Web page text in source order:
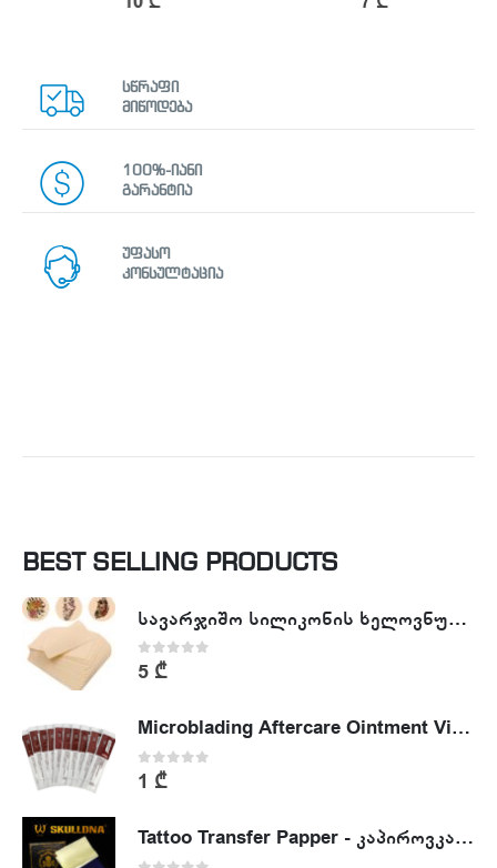
სწრაფი
მიწოდება
100%-იანი
გარანტია
უფასო
კონსულტაცია
BEST SELLING PRODUCTS
სავარჯიშო სილიკონის ხელოვნური კანი - Tattoo Practike skin
0out of 5
5 ₾
Microblading Aftercare Ointment Vitamin A&D
0 out of 5
1 ₾
Tattoo Transfer Papper - კაპიროვკა - ტატუს ესკიზის კოპირების ქაღალდი